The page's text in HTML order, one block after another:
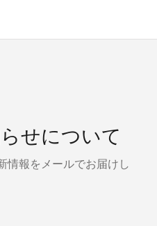
せについて
情報をメールでお届けし